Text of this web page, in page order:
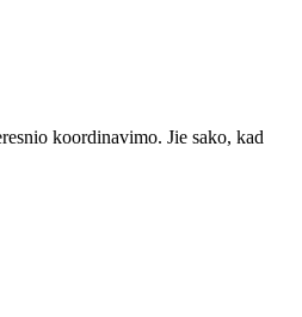
koordinavimo. Jie sako, kad